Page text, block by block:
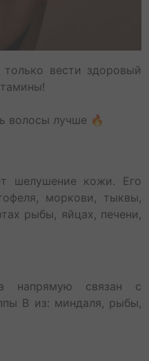
вести здоровый
волосы лучше 🔥⁣⁣⠀
шелушение кожи. Его
моркови, тыквы,
рыбы, яйцах, печени,
напрямую связан с
В из: миндаля, рыбы,